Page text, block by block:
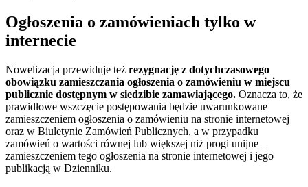
Ogłoszenia o zamówieniach tylko w
internecie
Nowelizacja przewiduje też rezygnację z dotychczasowego
obowiązku zamieszczania ogłoszenia o zamówieniu w miejscu
publicznie dostępnym w siedzibie zamawiającego. Oznacza to, że
prawidłowe wszczęcie postępowania będzie uwarunkowane
zamieszczeniem ogłoszenia o zamówieniu na stronie internetowej
oraz w Biuletynie Zamówień Publicznych, a w przypadku
zamówień o wartości równej lub większej niż progi unijne –
zamieszczeniem tego ogłoszenia na stronie internetowej i jego
publikacją w Dzienniku.